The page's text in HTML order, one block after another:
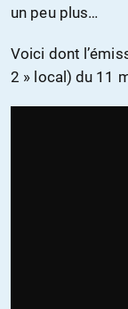
un peu plus…
Voici dont
2 » local) du 11